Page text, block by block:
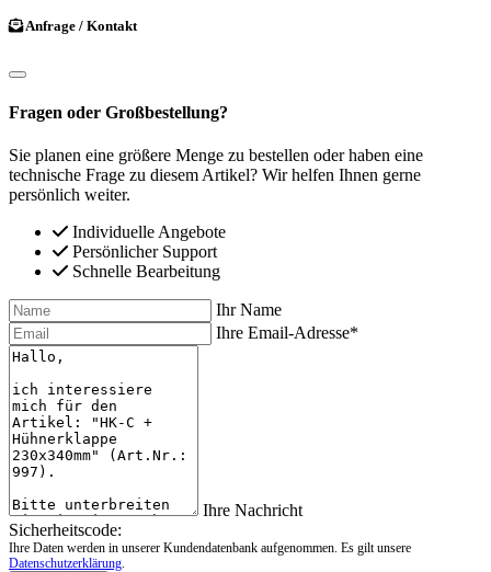
Anfrage / Kontakt
Fragen oder Großbestellung?
Sie planen eine größere Menge zu bestellen oder haben eine
technische Frage zu diesem Artikel? Wir helfen Ihnen gerne
persönlich weiter.
Individuelle Angebote
Persönlicher Support
Schnelle Bearbeitung
Ihr Name
Ihre Email-Adresse*
Ihre Nachricht
Sicherheitscode:
Ihre Daten werden in unserer Kundendatenbank aufgenommen. Es gilt unsere
Datenschutzerklärung.